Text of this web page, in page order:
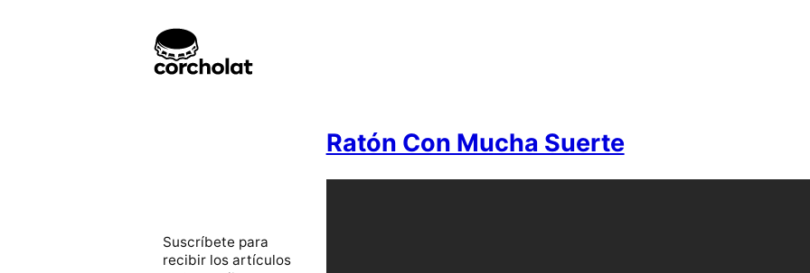
Ratón Con Mucha Suerte
Suscríbete para
recibir los artículos